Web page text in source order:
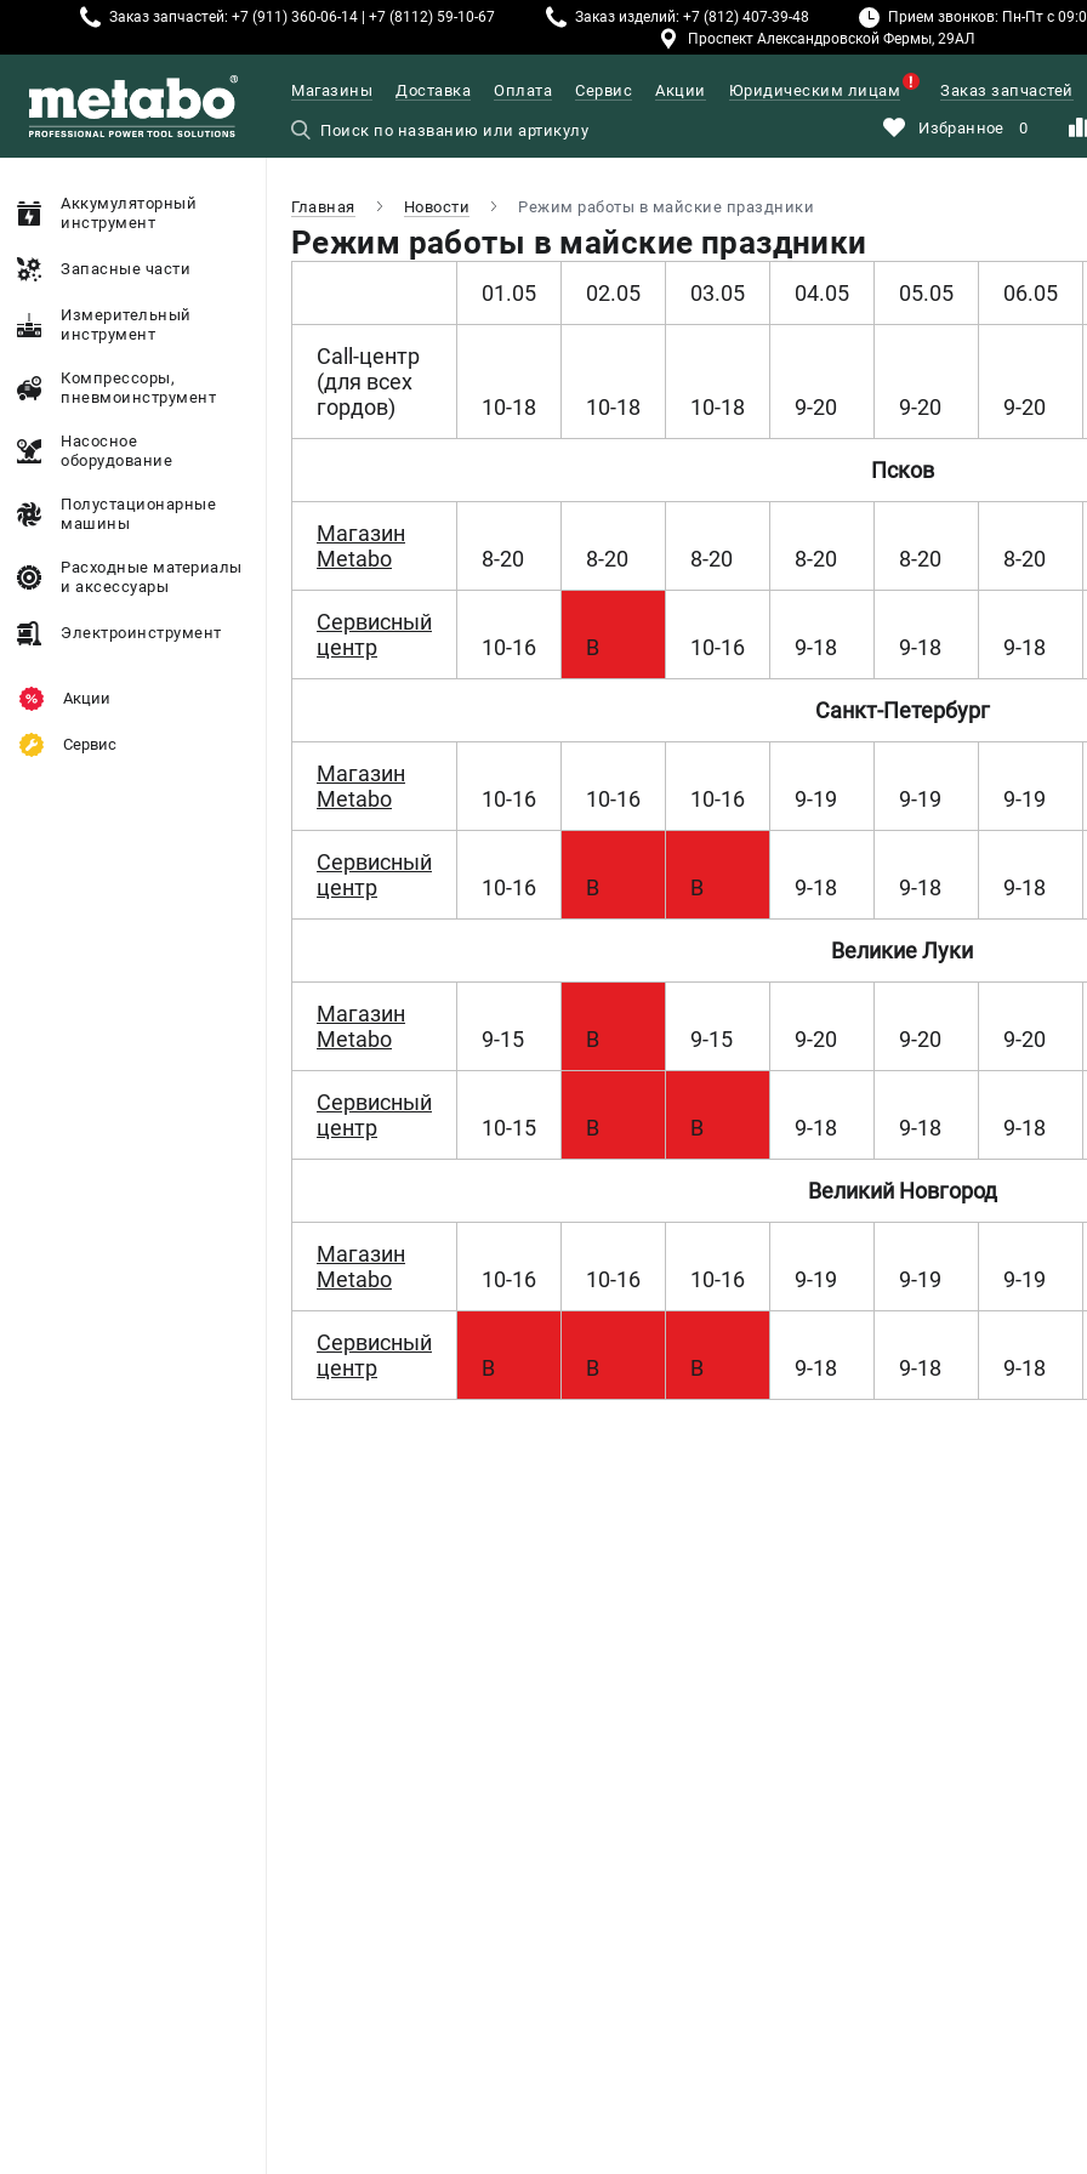
Заказ запчастей: +7 (911) 360-06-14 | +7 (8112) 59-10-67 Заказ изделий: +7 (812) 407-39-48 Прием звонков: Пн-Пт с
Проспект Александровской Фермы, 29АЛ
Магазины Доставка Оплата Сервис Акции Юридическим лицам Заказ запчастей
Избранное 0
Аккумуляторный
инструмент
Запасные части
Измерительный
инструмент
Компрессоры,
пневмоинструмент
Насосное
оборудование
Полустационарные
машины
Расходные материалы
и аксессуары
Электроинструмент
Акции
Сервис
Главная Новости Режим работы в майские праздники
Режим работы в майские праздники
01.05 02.05 03.05 04.05 05.05 06.05
Call-центр
(для всех
гордов)
10-18 10-18 10-18 9-20 9-20 9-20
Псков
Магазин
Metabo
8-20 8-20 8-20 8-20 8-20 8-20
Сервисный
центр
10-16 В 10-16 9-18 9-18 9-18
Санкт-Петербург
Магазин
Metabo
10-16 10-16 10-16 9-19 9-19 9-19
Сервисный
центр
10-16 В В 9-18 9-18 9-18
Великие Луки
Магазин
Metabo
9-15 В 9-15 9-20 9-20 9-20
Сервисный
центр
10-15 В В 9-18 9-18 9-18
Великий Новгород
Магазин
Metabo
10-16 10-16 10-16 9-19 9-19 9-19
Сервисный
центр
В В В 9-18 9-18 9-18